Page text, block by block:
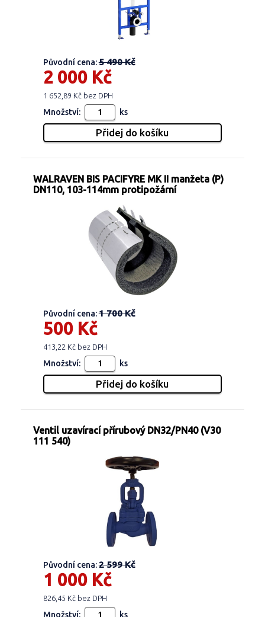
Původní cena:5 490 Kč
2 000 Kč
1 652,89 Kč bez DPH
Množství: ks
WALRAVEN BIS PACIFYRE MK II manžeta (P)
DN110, 103-114mm protipožární
Původní cena:1 700 Kč
500 Kč
413,22 Kč bez DPH
Množství: ks
Ventil uzavírací přírubový DN32/PN40 (V30
111 540)
Původní cena:2 599 Kč
1 000 Kč
826,45 Kč bez DPH
Množství: ks